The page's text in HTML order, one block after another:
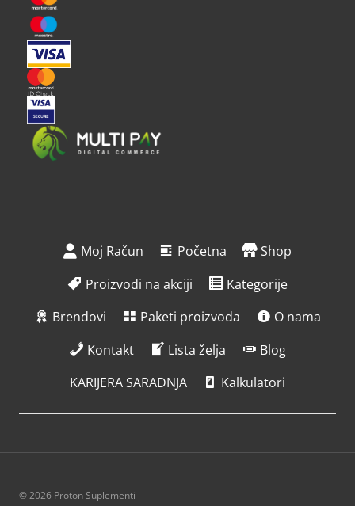
Moj Račun Početna
Shop
Proizvodi na akciji
Kategorije
Brendovi
Paketi proizvoda
O nama
Kontakt
Lista želja
Blog
KARIJERA SARADNJA
Kalkulatori
© 2026 Proton Suplementi